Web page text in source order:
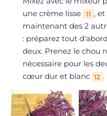
une crème lisse
11 ,
maintenant des 2
: préparez tout
deux. Prenez le chou
nécessaire pour les
cœur dur et blanc 12 .